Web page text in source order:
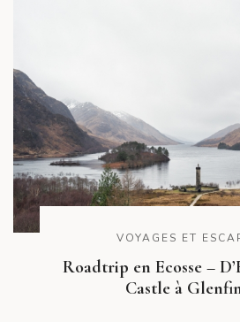
VOYAGES ET
Roadtrip en Ecosse –
Castle à